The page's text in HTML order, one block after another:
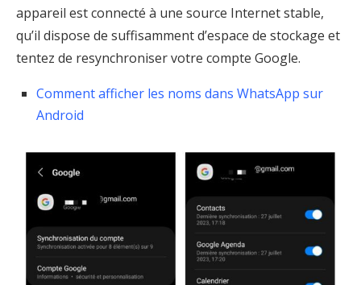
appareil est connecté à une source Internet stable,
qu’il dispose de suffisamment d’espace de stockage et
tentez de resynchroniser votre compte Google.
Comment afficher les noms dans WhatsApp sur
Android